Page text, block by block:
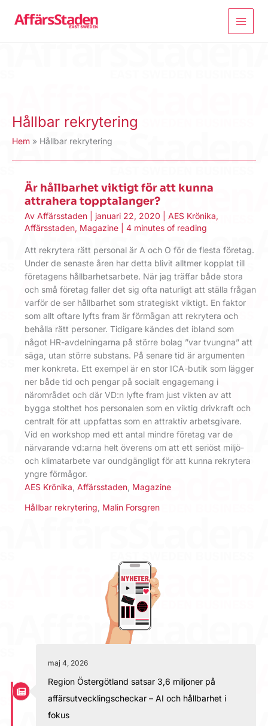
Hållbar rekrytering
Hem Hållbar rekrytering
Är hållbarhet viktigt för att kunna
attrahera topptalanger?
Av Affärsstaden januari 22, 2020 AES Krönika,
Affärsstaden, Magazine 4 minutes of reading
Att rekrytera rätt personal är A och O för de flesta företag.
Under de senaste åren har detta blivit alltmer kopplat till
företagens hållbarhetsarbete. När jag träffar både stora
och små företag faller det sig ofta naturligt att ställa frågan
varför de ser hållbarhet som strategiskt viktigt. En faktor
som allt oftare lyfts fram är förmågan att rekrytera och
behålla rätt personer. Tidigare kändes det ibland som
något HR-avdelningarna på större bolag ”var tvungna” att
säga, utan större substans. På senare tid är argumenten
mer konkreta. Ett exempel är en stor ICA-butik som lägger
ner både tid och pengar på socialt engagemang i
närområdet och där VD:n lyfte fram just vikten av att
bygga stolthet hos personalen som en viktig drivkraft och
centralt för att uppfattas som en attraktiv arbetsgivare.
Vid en workshop med ett antal mindre företag var de
närvarande vd:arna helt överens om att ett seriöst miljö-
och klimatarbete var oundgängligt för att kunna rekrytera
yngre förmågor.
AES Krönika Affärsstaden Magazine
Hållbar rekrytering Malin Forsgren
maj 4, 2026
Region Östergötland satsar 3,6 miljoner på
affärsutvecklingscheckar – AI och hållbarhet i
fokus